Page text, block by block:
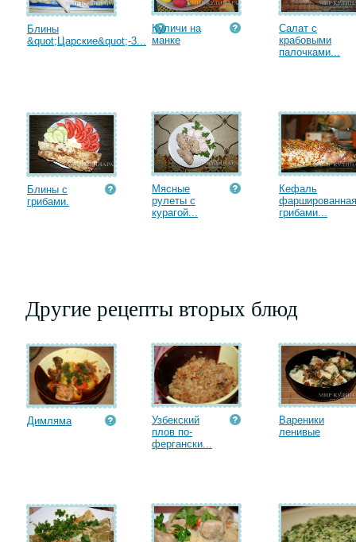
Блины
&quot;Царские&quot;-3...
Куличи на
манке
Салат с
крабовыми
палочками...
Блины с
грибами.
Мясные
рулеты с
курагой...
Кефаль
фаршированная
грибами...
Другие рецепты вторых блюд
Димляма
Узбекский
плов по-
фергански...
Вареники
ленивые